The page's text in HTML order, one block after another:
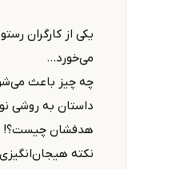
یکی از کارگران
می‌خورد...
چه چیز باعث
داستان به روشی
هدفشان چیست؟!
نکته